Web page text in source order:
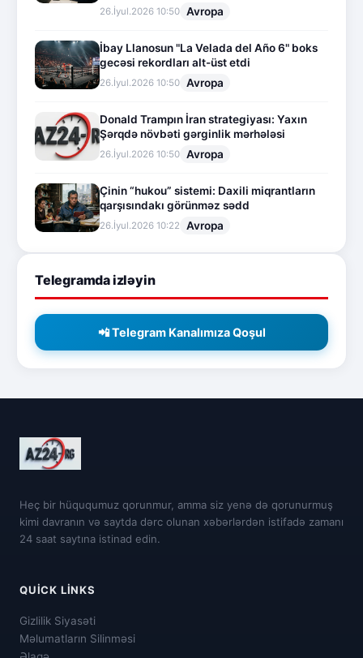
26.İyul.2026 10:50 Avropa
İbay Llanosun "La Velada del Año 6" boks
gecəsi rekordları alt-üst etdi
26.İyul.2026 10:50 Avropa
Donald Trampın İran strategiyası: Yaxın
Şərqdə növbəti gərginlik mərhələsi
26.İyul.2026 10:50 Avropa
Çinin “hukou” sistemi: Daxili miqrantların
qarşısındakı görünməz sədd
26.İyul.2026 10:22 Avropa
Telegramda izləyin
📲 Telegram Kanalımıza Qoşul
Heç bir hüququmuz qorunmur, amma siz yenə də qorunurmuş
kimi davranın və saytda dərc olunan xəbərlərdən istifadə zamanı
24 saat saytına istinad edin.
QUICK LINKS
Gizlilik Siyasəti
Məlumatların Silinməsi